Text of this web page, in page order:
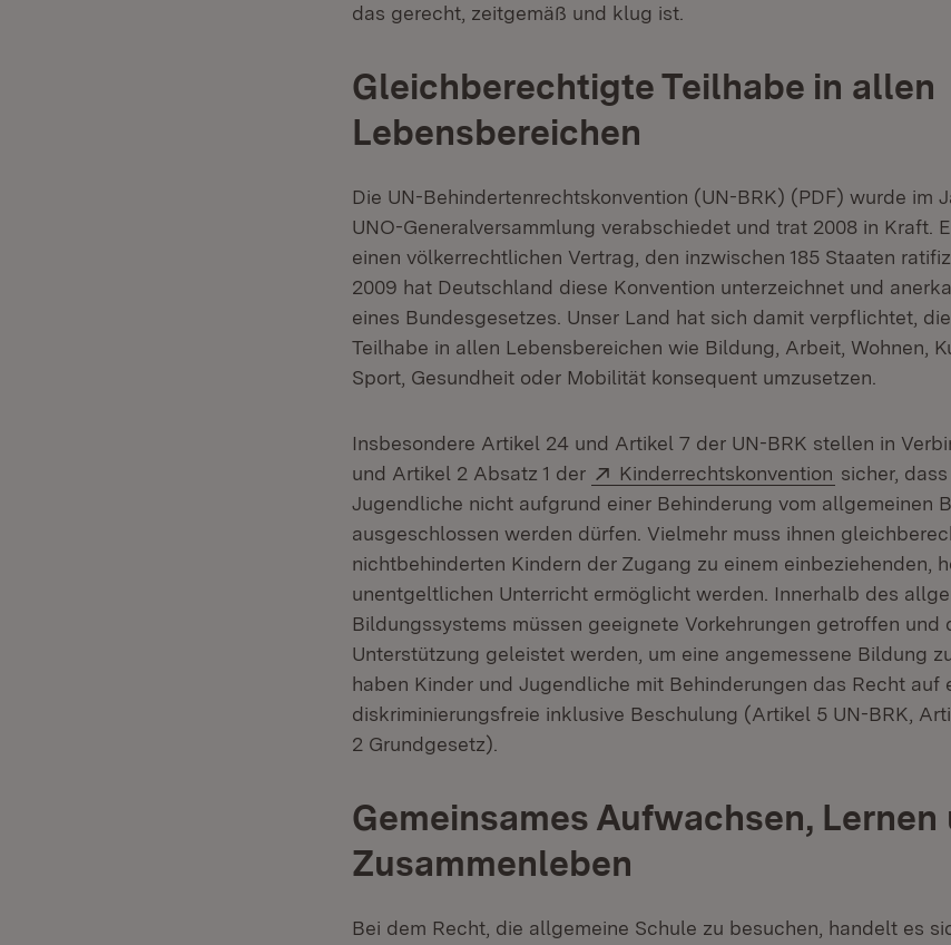
das gerecht, zeitgemäß und klug ist.
Gleichberechtigte Teilhabe in allen
Lebensbereichen
Die UN-Behindertenrechtskonvention (UN-BRK) (PDF) wurde im
UNO-Generalversammlung verabschiedet und trat 2008 in Kraft.
einen völkerrechtlichen Vertrag, den inzwischen 185 Staaten
2009 hat Deutschland diese Konvention unterzeichnet und
eines Bundesgesetzes. Unser Land hat sich damit verpflichtet,
Teilhabe in allen Lebensbereichen wie Bildung, Arbeit, Wohnen,
Sport, Gesundheit oder Mobilität konsequent umzusetzen.
Insbesondere Artikel 24 und Artikel 7 der UN-BRK stellen in
und Artikel 2 Absatz 1 der
Extern:
Kinderrechtskonvention (Öffnet in
sicher,
Jugendliche nicht aufgrund einer Behinderung vom allgemeinen
ausgeschlossen werden dürfen. Vielmehr muss ihnen
nichtbehinderten Kindern der Zugang zu einem einbeziehenden,
unentgeltlichen Unterricht ermöglicht werden. Innerhalb des
Bildungssystems müssen geeignete Vorkehrungen getroffen und
Unterstützung geleistet werden, um eine angemessene Bildung
haben Kinder und Jugendliche mit Behinderungen das Recht auf
diskriminierungsfreie inklusive Beschulung (Artikel 5 UN-BRK,
2 Grundgesetz).
Gemeinsames Aufwachsen, Lernen
Zusammenleben
Bei dem Recht, die allgemeine Schule zu besuchen, handelt es